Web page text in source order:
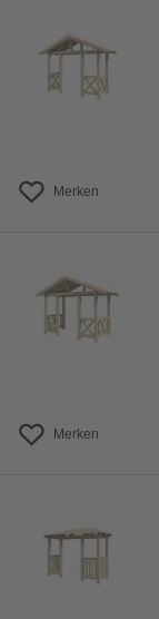
Merken
Merken